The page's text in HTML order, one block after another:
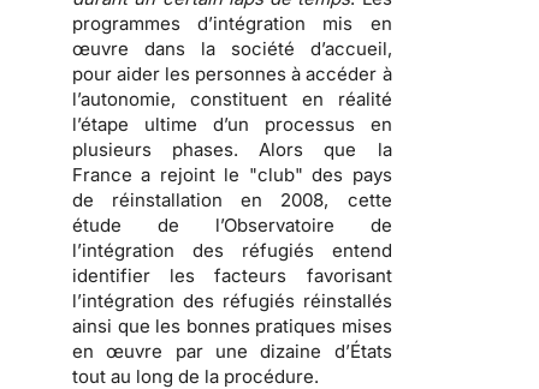
programmes d’intégration mis en
œuvre dans la société d’accueil,
pour aider les personnes à accéder à
l’autonomie, constituent en réalité
l’étape ultime d’un processus en
plusieurs phases. Alors que la
France a rejoint le "club" des pays
de réinstallation en 2008, cette
étude de l’Observatoire de
l’intégration des réfugiés entend
identifier les facteurs favorisant
l’intégration des réfugiés réinstallés
ainsi que les bonnes pratiques mises
en œuvre par une dizaine d’États
tout au long de la procédure.